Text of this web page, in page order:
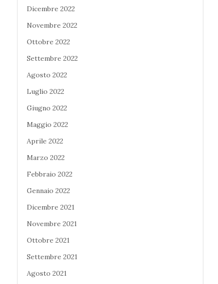
Dicembre 2022
Novembre 2022
Ottobre 2022
Settembre 2022
Agosto 2022
Luglio 2022
Giugno 2022
Maggio 2022
Aprile 2022
Marzo 2022
Febbraio 2022
Gennaio 2022
Dicembre 2021
Novembre 2021
Ottobre 2021
Settembre 2021
Agosto 2021